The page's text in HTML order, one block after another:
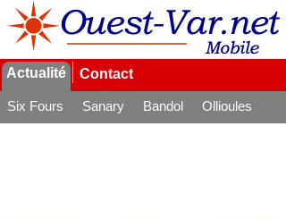
Actualité Contact
Six Fours Sanary Bandol
Ollioules